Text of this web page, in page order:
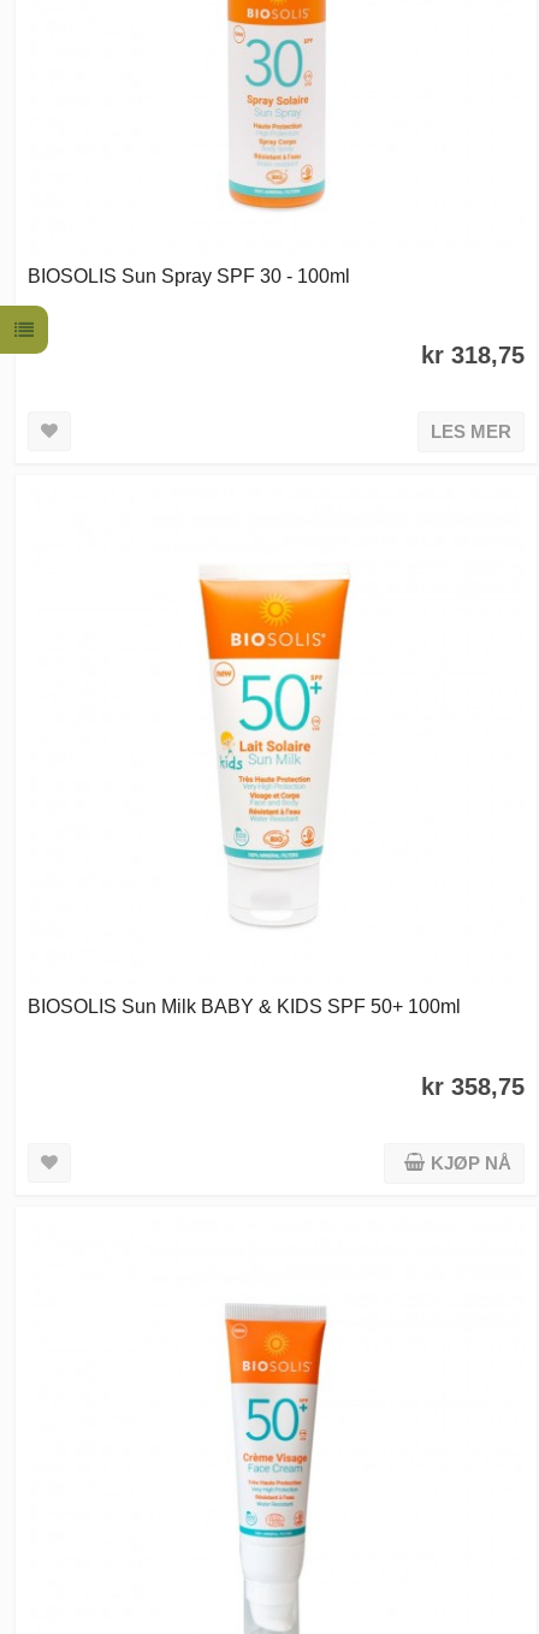
BIOSOLIS Sun Spray SPF 30 - 100ml
kr 318,75
LES MER
BIOSOLIS Sun Milk BABY & KIDS SPF 50+ 100ml
kr 358,75
KJØP NÅ